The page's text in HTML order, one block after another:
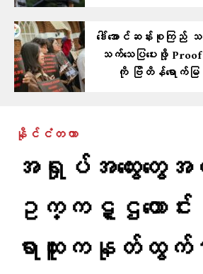
ဒေါ်အောင်ဆန်းစုကြည်
သက်သေပြပေးဖို့
ကို ​ဗြိတိန်ရောက်မ
နိုင်ငံတကာ
အရှုပ်အထွေးတွေ
ဥက္ကဋ္ဌတောင်
ရာထူးကနုတ်ထွ